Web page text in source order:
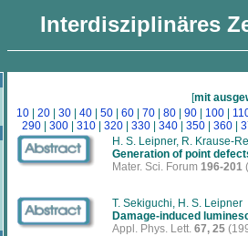
Interdisziplinäres
[mit
10| 20| 30| 40| 50| 60| 70| 80| 90| 100|
290
300 310 320 330 340 350 360
H. S. Leipner, R. Krause-
Generation of point
Mater. Sci. Forum 196-201
T. Sekiguchi, H. S. Leipner
Damage-induced
Appl. Phys. Lett. 67, 25